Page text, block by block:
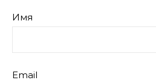
Имя
Email